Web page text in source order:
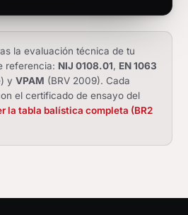
la evaluación técnica de tu
referencia: NIJ 0108.01, EN 1063
y VPAM (BRV 2009). Cada
el certificado de ensayo del
la tabla balística completa (BR2